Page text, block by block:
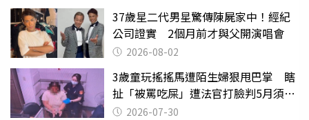
37歲星二代男星驚傳陳屍家中！經紀
公司證實 2個月前才與父開演唱會
2026-08-02
3歲童玩搖搖馬遭陌生婦狠甩巴掌 瞎
扯「被罵吃屎」遭法官打臉判5月須入
監 2026-07-30